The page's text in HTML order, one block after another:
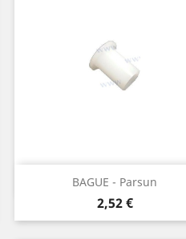
BAGUE - Parsun
Prix
2,52 €
Aperçu rapide